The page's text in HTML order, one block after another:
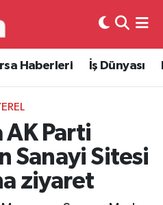
Haberleri İş Dünyası
AK Parti
Sanayi Sitesi
ziyaret
ve Fikstür